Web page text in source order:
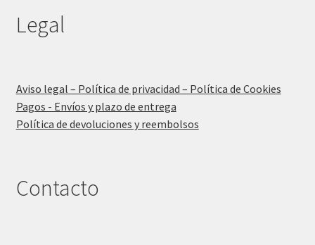
Legal
Aviso legal – Política de privacidad – Política de Cookies
Pagos - Envíos y plazo de entrega
Política de devoluciones y reembolsos
Contacto